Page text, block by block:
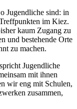
Jugendliche sind: in
im Kiez.
kaum Zugang zu
und bestehende Orte
zu machen.
Jugendliche
mit ihnen
wir eng mit Schulen,
zusammen,